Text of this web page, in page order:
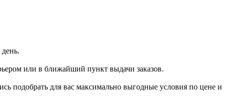
или в ближайший пункт выдачи заказов.
подобрать для вас максимально выгодные условия по цене и